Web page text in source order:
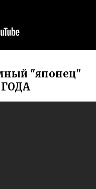
"японец"